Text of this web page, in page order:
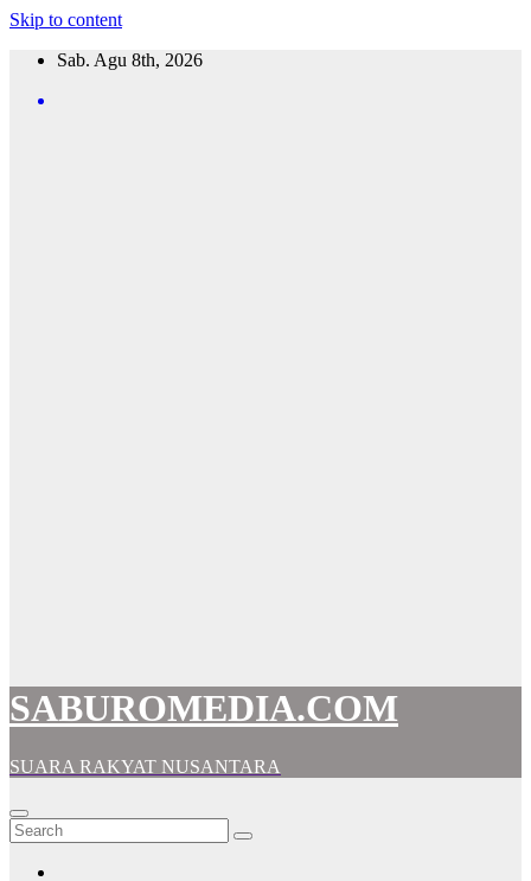
Skip to content
Sab. Agu 8th, 2026
SABUROMEDIA.COM
SUARA RAKYAT NUSANTARA